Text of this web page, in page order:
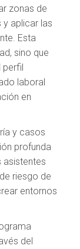
zonas de
aplicar las
Esta
sino que
perfil
laboral
en
y casos
profunda
asistentes
riesgo de
entornos
del